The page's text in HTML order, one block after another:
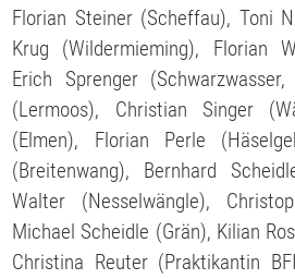
Florian Steiner (Scheffau), Toni
Krug (Wildermieming), Florian
Erich Sprenger
(Lermoos), Christian Singer
(Elmen), Florian Perle
(Breitenwang), Bernhard
Walter (Nesselwängle),
Michael Scheidle (Grän), Kilian
Christina Reuter (Praktikantin